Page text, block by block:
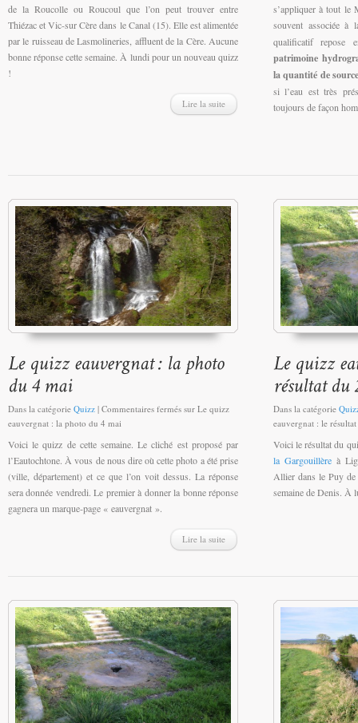
de la Roucolle ou Roucoul que l’on peut trouver entre
Thiézac et Vic-sur Cère dans le Canal (15). Elle est alimentée
par le ruisseau de Lasmolineries, affluent de la Cère. Aucune
bonne réponse cette semaine. À lundi pour un nouveau quizz
!
Lire la suite
s’appliquer à tout le
souvent associée
qualificatif repose
patrimoine
la quantité de
si l’eau est très
toujours de façon
Dans la catégorie Quizz | Commentaires fermés sur Le quizz
eauvergnat : la photo du 4 mai
Voici le quizz de cette semaine. Le cliché est proposé par
l’Eautochtone. À vous de nous dire où cette photo a été prise
(ville, département) et ce que l’on voit dessus. La réponse
sera donnée vendredi. Le premier à donner la bonne réponse
gagnera un marque-page « eauvergnat ».
Lire la suite
Dans la catégorie
eauvergnat : le
Voici le résultat du
la Gargouillère à
Allier dans le Puy
semaine de Denis. À